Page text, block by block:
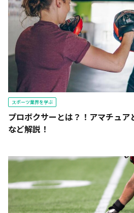
スポーツ業界を学ぶ
プロボクサーとは？！アマチュ
など解説！